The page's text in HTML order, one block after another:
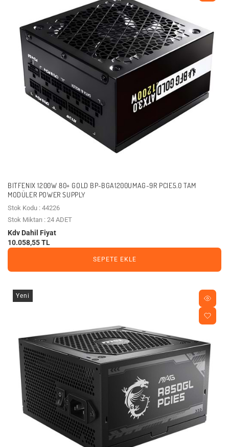
BITFENIX 1200W 80+ GOLD BP-BGA1200UMAG-9R PCIE5.0 TAM
MODÜLER POWER SUPPLY
Stok Kodu : 44226
Stok Miktarı : 24 ADET
Kdv Dahil Fiyat
10.058,55 TL
SEPETE EKLE
Yeni